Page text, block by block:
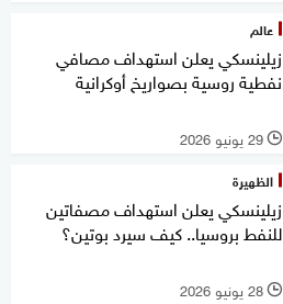
عالم
زيلينسكي يعلن استهداف مصافي
نفطية روسية بصواريخ أوكرانية
l 29 يونيو 2026
الظهيرة
زيلينسكي يعلن استهداف مصفاتين
للنفط بروسيا.. كيف سيرد بوتين؟
l 28 يونيو 2026